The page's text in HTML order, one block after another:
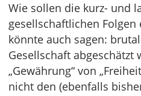
Wie sollen die kurz- und
gesellschaftlichen
könnte auch sagen:
Gesellschaft abgeschätzt
„Gewährung“ von
nicht den (ebenfalls